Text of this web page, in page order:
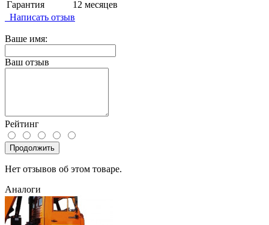
Гарантия
12 месяцев
Написать отзыв
Ваше имя:
Ваш отзыв
Рейтинг
Продолжить
Нет отзывов об этом товаре.
Аналоги